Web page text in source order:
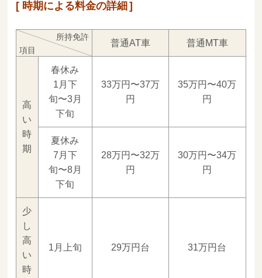
時期による料金の詳細
項目
所持免許
普通AT車 普通MT車
高
い
時
期
春休み
1月下
旬〜3月
下旬
33万円〜37万
円
35万円〜40万
円
夏休み
7月下
旬〜8月
下旬
28万円〜32万
円
30万円〜34万
円
少
し
高
い
時
1月上旬 29万円台 31万円台